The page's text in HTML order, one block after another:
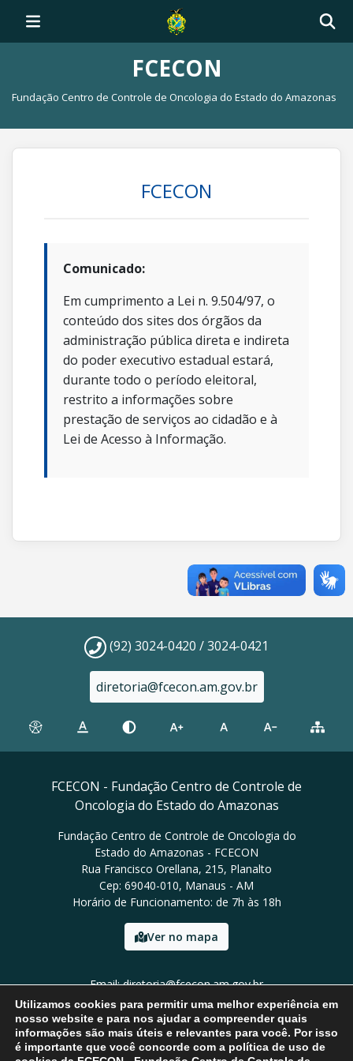
FCECON
Fundação Centro de Controle de Oncologia do Estado do Amazonas
FCECON
Comunicado:
Em cumprimento a Lei n. 9.504/97, o
conteúdo dos sites dos órgãos da
administração pública direta e indireta
do poder executivo estadual estará,
durante todo o período eleitoral,
restrito a informações sobre
prestação de serviços ao cidadão e à
Lei de Acesso à Informação.
(92) 3024-0420 / 3024-0421
diretoria@fcecon.am.gov.br
FCECON - Fundação Centro de Controle de
Oncologia do Estado do Amazonas
Fundação Centro de Controle de Oncologia do
Estado do Amazonas - FCECON
Rua Francisco Orellana, 215, Planalto
Cep: 69040-010, Manaus - AM
Horário de Funcionamento: de 7h às 18h
Ver no mapa
Email: diretoria@fcecon.am.gov.br
Tel: (92) 3024-0420 / 3024-0421
Utilizamos cookies para permitir uma melhor experiência em
nosso website e para nos ajudar a compreender quais
informações são mais úteis e relevantes para você. Por isso
é importante que você concorde com a política de uso de